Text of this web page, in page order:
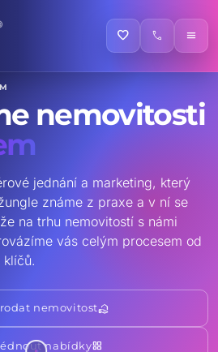
favorite call menu
nemovitosti
jednání a marketing, který
známe z praxe a v ní se
na trhu nemovitostí s námi
vás celým procesem od
nemovitostreal_estate_agent
nabídkygrid_view